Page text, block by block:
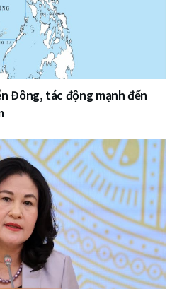
Đông, tác động mạnh đến